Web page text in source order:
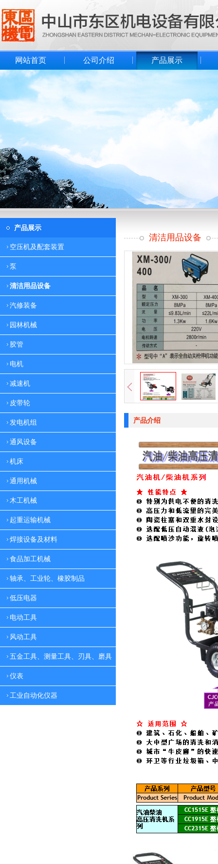
网站首页 公司介绍 产品展示
产品展示
空压机及配套装置
泵
清洁用品设备
汽修装备
园林机械
胶管
电机
减速机
皮带轮
发电机组
通风设备
机床
通用机械
木工机械
起重运输机械
焊接设备及材料
食品加工机械
轴承、工业轮、橡胶制品
低压电器
电动工具
风动工具
五金工具、测量工具、刃具、磨具
仪表
工业自动化仪器
清洁用品设备
产品介绍